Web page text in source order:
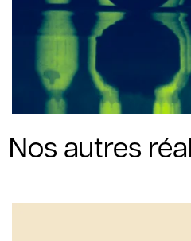
Nos autres